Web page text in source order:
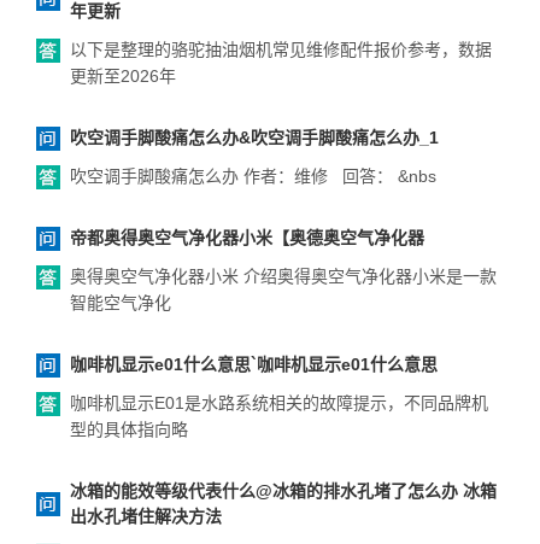
年更新
以下是整理的骆驼抽油烟机常见维修配件报价参考，数据
更新至2026年
吹空调手脚酸痛怎么办&吹空调手脚酸痛怎么办_1
吹空调手脚酸痛怎么办 作者：维修 回答： &nbs
帝都奥得奥空气净化器小米【奥德奥空气净化器
奥得奥空气净化器小米 介绍奥得奥空气净化器小米是一款
智能空气净化
咖啡机显示e01什么意思`咖啡机显示e01什么意思
咖啡机显示E01是水路系统相关的故障提示，不同品牌机
型的具体指向略
冰箱的能效等级代表什么@冰箱的排水孔堵了怎么办 冰箱
出水孔堵住解决方法